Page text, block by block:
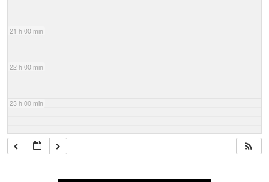
21 h 00 min
22 h 00 min
23 h 00 min